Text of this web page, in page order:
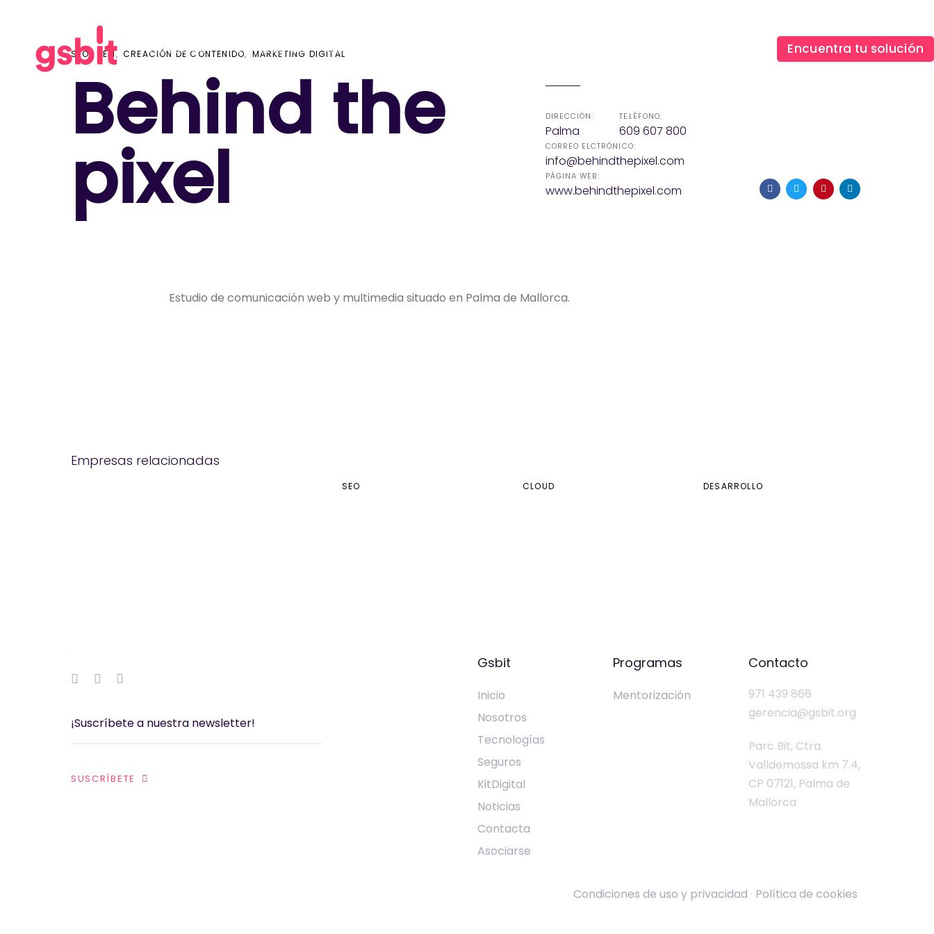
primary
navigation
Nosotros Tecnologías Seguros Encuentra tu solución
SEO SEM CREACIÓN DE CONTENIDO MARKETING DIGITAL
Behind the
pixel
DIRECCIÓN:
Palma
TELÉFONO:
609 607 800
CORREO ELCTRÓNICO:
info@behindthepixel.com
PÁGINA WEB:
www.behindthepixel.com
Estudio de comunicación web y multimedia situado en Palma de Mallorca.
Empresas relacionadas
SEO CLOUD DESARROLLO
SUSCRÍBETE
Gsbit
Inicio
Nosotros
Tecnologías
Seguros
KitDigital
Noticias
Contacta
Asociarse
Programas
Mentorización
Contacto
971 439 866
gerencia@gsbit.org
Parc Bit, Ctra.
Valldemossa km 7.4,
CP 07121, Palma de
Mallorca
Condiciones de uso y privacidad · Política de cookies